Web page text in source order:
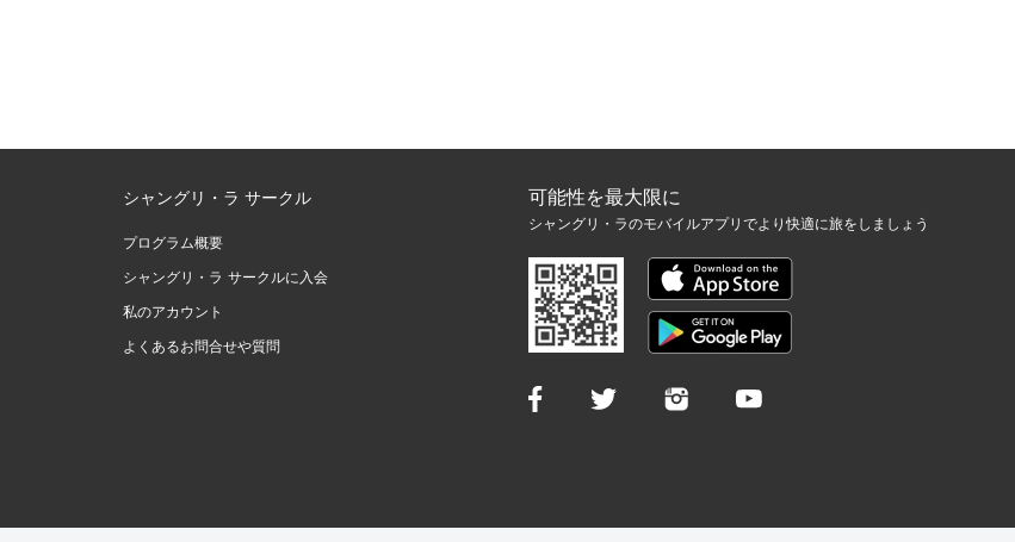
シャングリ・ラ サークル
プログラム概要
シャングリ・ラ サークルに入会
私のアカウント
よくあるお問合せや質問
可能性を最大限に
シャングリ・ラのモバイルアプリでより快適に旅をしましょう